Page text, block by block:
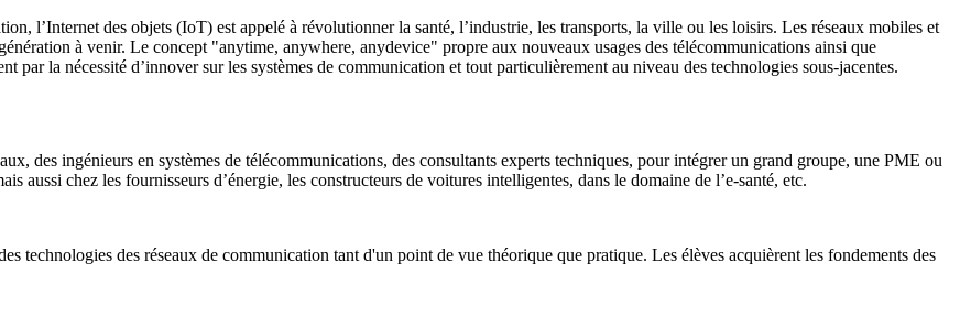
l’Internet des objets (IoT) est appelé à révolutionner la santé, l’industrie, les transports, la ville ou les loisirs. Les réseaux mobiles et
à venir. Le concept "anytime, anywhere, anydevice" propre aux nouveaux usages des télécommunications ainsi que
par la nécessité d’innover sur les systèmes de communication et tout particulièrement au niveau des technologies sous-jacentes.
des ingénieurs en systèmes de télécommunications, des consultants experts techniques, pour intégrer un grand groupe, une PME ou
aussi chez les fournisseurs d’énergie, les constructeurs de voitures intelligentes, dans le domaine de l’e-santé, etc.
technologies des réseaux de communication tant d'un point de vue théorique que pratique. Les élèves acquièrent les fondements des